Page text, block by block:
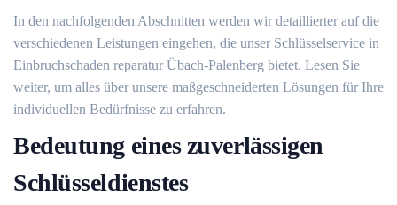
In den nachfolgenden Abschnitten werden wir detaillierter auf die
verschiedenen Leistungen eingehen, die unser Schlüsselservice in
Einbruchschaden reparatur Übach-Palenberg bietet.​ Lesen Sie
weiter, um alles über unsere maßgeschneiderten Lösungen für Ihre
individuellen Bedürfnisse zu erfahren.​
Bedeutung eines zuverlässigen
Schlüsseldienstes